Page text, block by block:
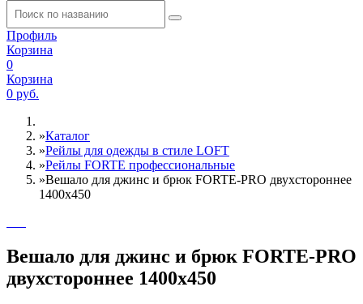
Профиль
Корзина
0
Корзина
0 руб.
»Каталог
»Рейлы для одежды в стиле LOFT
»Рейлы FORTE профессиональные
»Вешало для джинс и брюк FORTE-PRO двухстороннее
1400х450
Вешало для джинс и брюк FORTE-PRO
двухстороннее 1400х450